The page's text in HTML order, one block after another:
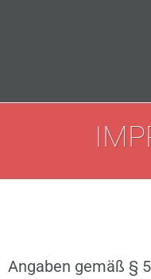
Angaben gemäß §